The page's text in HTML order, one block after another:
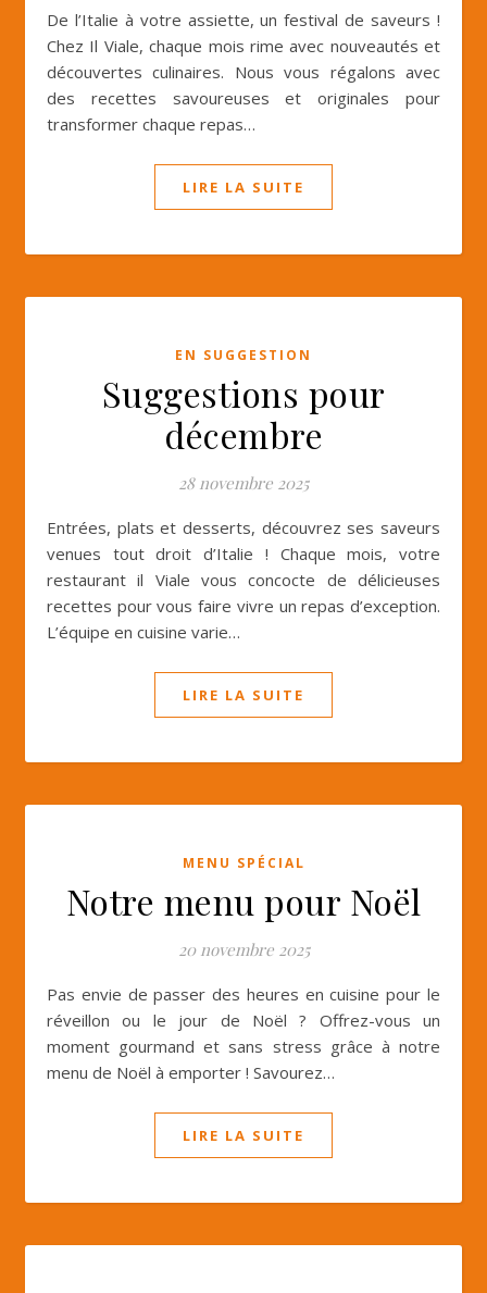
De l’Italie à votre assiette, un festival de saveurs !
Chez Il Viale, chaque mois rime avec nouveautés et
découvertes culinaires. Nous vous régalons avec
des recettes savoureuses et originales pour
transformer chaque repas…
LIRE LA SUITE
EN SUGGESTION
Suggestions pour
décembre
28 novembre 2025
Entrées, plats et desserts, découvrez ses saveurs
venues tout droit d’Italie ! Chaque mois, votre
restaurant il Viale vous concocte de délicieuses
recettes pour vous faire vivre un repas d’exception.
L’équipe en cuisine varie…
LIRE LA SUITE
MENU SPÉCIAL
Notre menu pour Noël
20 novembre 2025
Pas envie de passer des heures en cuisine pour le
réveillon ou le jour de Noël ? Offrez-vous un
moment gourmand et sans stress grâce à notre
menu de Noël à emporter ! Savourez…
LIRE LA SUITE